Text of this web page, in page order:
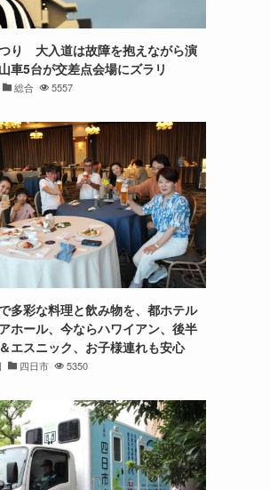
り 大入道は故障を抱えながら演
5台が交差点会場にズラリ
総合 5557
多彩な料理と飲み物を、都ホテル
ホール、今ならハワイアン、後半
エスニック、お子様連れも安心
四日市 5350